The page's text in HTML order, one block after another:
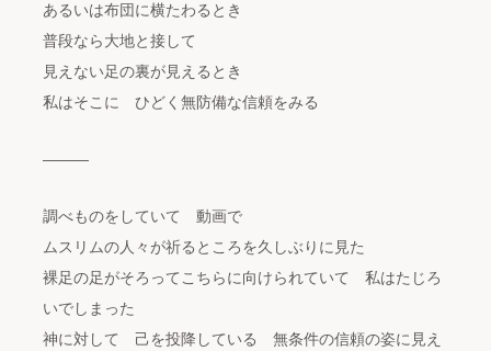
あるいは布団に横たわるとき
普段なら大地と接して
見えない足の裏が見えるとき
私はそこに ひどく無防備な信頼をみる
―――
調べものをしていて 動画で
ムスリムの人々が祈るところを久しぶりに見た
裸足の足がそろってこちらに向けられていて 私はたじろ
いでしまった
神に対して 己を投降している 無条件の信頼の姿に見え